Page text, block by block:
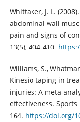
Whittaker, J. L.
abdominal wall
pain and signs of
13(5), 404-410.
Williams, S.,
Kinesio taping in
injuries: A meta-
effectiveness. Sports
164. https://doi.org/